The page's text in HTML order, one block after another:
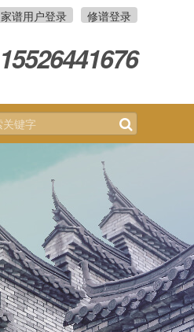
家谱用户登录 修谱登录
15526441676